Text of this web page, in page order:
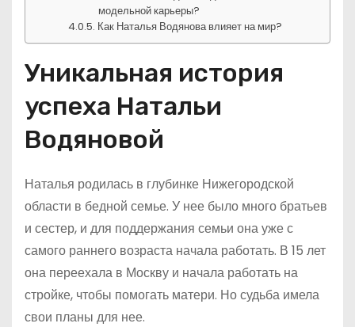
модельной карьеры?
Как Наталья Водянова влияет на мир?
Уникальная история
успеха Натальи
Водяновой
Наталья родилась в глубинке Нижегородской
области в бедной семье. У нее было много братьев
и сестер, и для поддержания семьи она уже с
самого раннего возраста начала работать. В 15 лет
она переехала в Москву и начала работать на
стройке, чтобы помогать матери. Но судьба имела
свои планы для нее.